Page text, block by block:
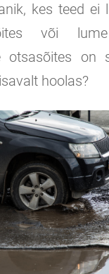
kes teed ei
või
otsasõites on
hoolas?